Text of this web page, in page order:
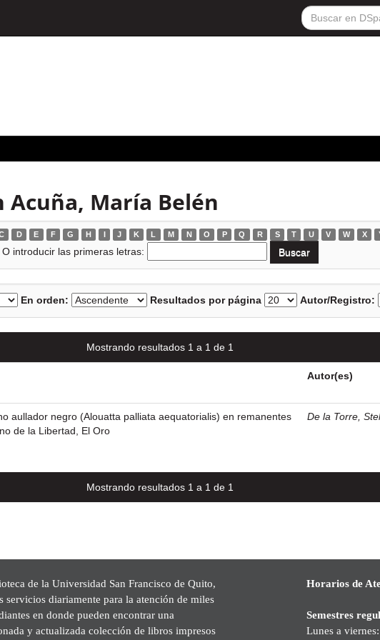
María Belén
D E F G H I J K L M N O P Q R S T U V W X
O introducir las primeras letras:
En orden: Resultados por página Autor/Registro:
Mostrando resultados 1 a 1 de 1
Autor(es)
aullador negro (Alouatta palliata aequatorialis) en remanentes
de la Libertad, El Oro
De la Torre,
Mostrando resultados 1 a 1 de 1
de la Universidad San Francisco de Quito,
servicios diariamente para la atención de miles
en donde pueden encontrar una
y actualizada colección de libros impresos
Horarios de
Semestres
Lunes a